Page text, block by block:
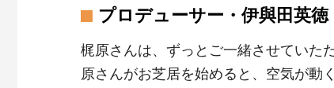
プロデューサー・伊與田英
梶原さんは、ずっとご一緒させていた
原さんがお芝居を始めると、空気が動